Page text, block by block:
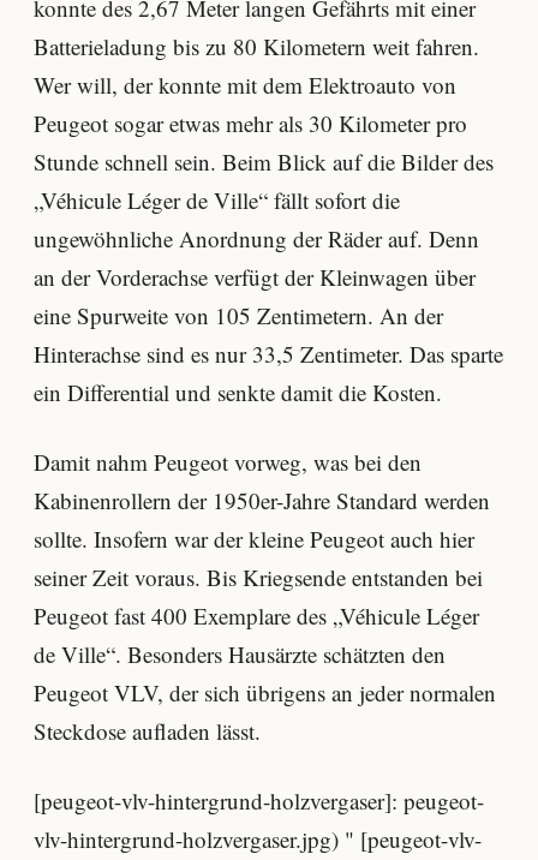
konnte des 2,67 Meter langen Gefährts mit einer
Batterieladung bis zu 80 Kilometern weit fahren.
Wer will, der konnte mit dem Elektroauto von
Peugeot sogar etwas mehr als 30 Kilometer pro
Stunde schnell sein. Beim Blick auf die Bilder des
„Véhicule Léger de Ville“ fällt sofort die
ungewöhnliche Anordnung der Räder auf. Denn
an der Vorderachse verfügt der Kleinwagen über
eine Spurweite von 105 Zentimetern. An der
Hinterachse sind es nur 33,5 Zentimeter. Das sparte
ein Differential und senkte damit die Kosten.
Damit nahm Peugeot vorweg, was bei den
Kabinenrollern der 1950er-Jahre Standard werden
sollte. Insofern war der kleine Peugeot auch hier
seiner Zeit voraus. Bis Kriegsende entstanden bei
Peugeot fast 400 Exemplare des „Véhicule Léger
de Ville“. Besonders Hausärzte schätzten den
Peugeot VLV, der sich übrigens an jeder normalen
Steckdose aufladen lässt.
[peugeot-vlv-hintergrund-holzvergaser]: peugeot-
vlv-hintergrund-holzvergaser.jpg) " [peugeot-vlv-